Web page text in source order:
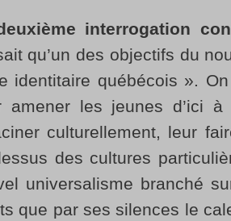
interrogation
qu’un des objectifs du
identitaire québécois ».
amener les jeunes d’ici
culturellement, leur
des cultures
universalisme branché
que par ses silences le